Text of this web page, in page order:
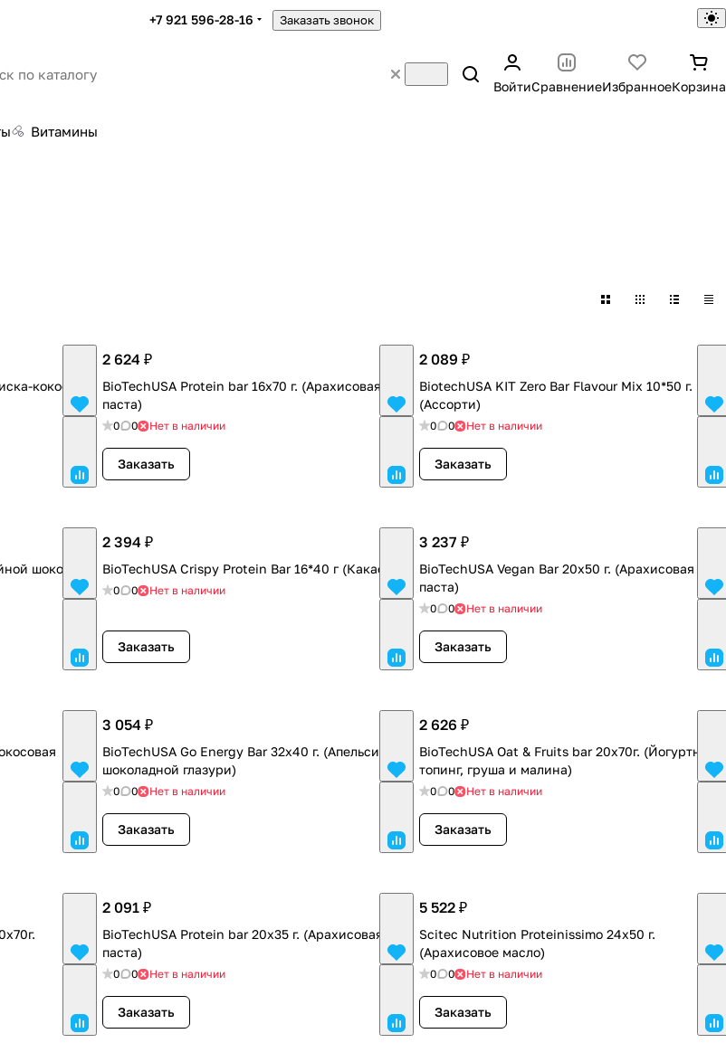
+7 921 596-28-16 Заказать звонок
ВойтиСравнениеИзбранноеКорзина
Витамины
кокос)
2 624 ₽
BioTechUSA Protein bar 16х70 г. (Арахисовая
паста)
0 0 Нет в наличии
Заказать
2 089 ₽
BiotechUSA KIT Zero Bar Flavour Mix 10*50 г.
(Ассорти)
0 0 Нет в наличии
Заказать
шоколад)
2 394 ₽
BioTechUSA Crispy Protein Bar 16*40 г (Какао)
0 0 Нет в наличии
Заказать
3 237 ₽
BioTechUSA Vegan Bar 20х50 г. (Арахисовая
паста)
0 0 Нет в наличии
Заказать
3 054 ₽
BioTechUSA Go Energy Bar 32x40 г. (Апельсин в
шоколадной глазури)
0 0 Нет в наличии
Заказать
2 626 ₽
BioTechUSA Oat & Fruits bar 20x70г. (Йогуртный
топинг, груша и малина)
0 0 Нет в наличии
Заказать
2 091 ₽
BioTechUSA Protein bar 20x35 г. (Арахисовая
паста)
0 0 Нет в наличии
Заказать
5 522 ₽
Scitec Nutrition Proteinissimo 24x50 г.
(Арахисовое масло)
0 0 Нет в наличии
Заказать